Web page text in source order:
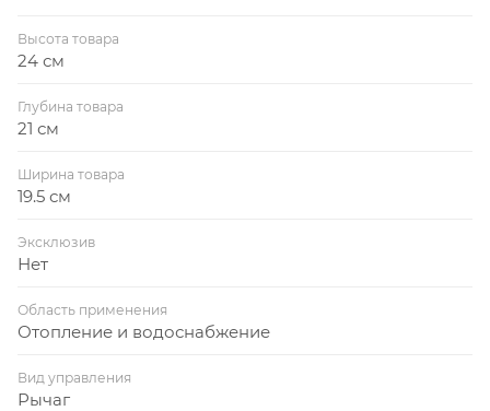
Высота товара
24 см
Глубина товара
21 см
Ширина товара
19.5 см
Эксклюзив
Нет
Область применения
Отопление и водоснабжение
Вид управления
Рычаг